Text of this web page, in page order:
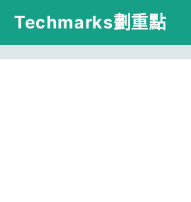
跳
主
Techmarks劃重點